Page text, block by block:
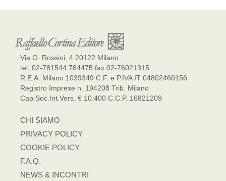
Via G. Rossini, 4 20122 Milano
tel. 02-781544 784475 fax 02-76021315
R.E.A. Milano 1039349 C.F. e P.IVA IT 04802460156
Registro Imprese n. 194208 Trib. Milano
Cap.Soc.Int.Vers. € 10.400 C.C.P. 16821209
CHI SIAMO
PRIVACY POLICY
COOKIE POLICY
F.A.Q.
NEWS & INCONTRI